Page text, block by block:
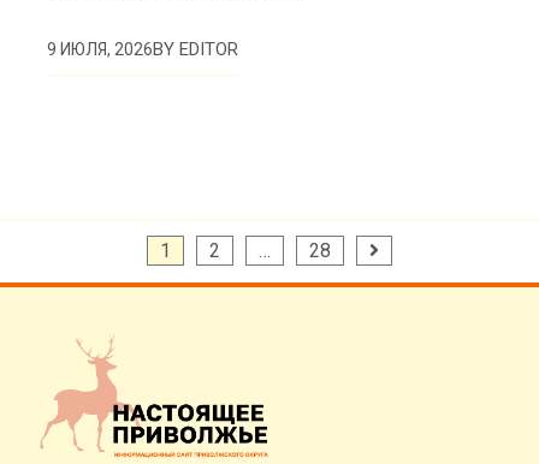
9 ИЮЛЯ, 2026BYEDITOR
Пагинация
записей
1 2 … 28